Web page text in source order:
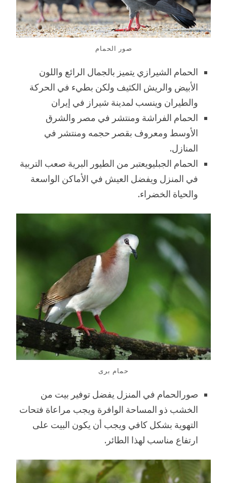
صور الحمام
الحمام الشيرازي يتميز بالجمال الرائع واللون
الأبيض والريش الكثيف ولكن بطيء في الحركة
والطيران وينسب لمدينة شيراز في إيران
الحمام الفراشة ومنتشر في مصر والشرق
الأوسط ومعروف بقصر حجمه ومنتشر في
المنازل.
الحمام الجبليويعتبر من الطيور البرية صعب التربية
في المنزل ويفضل العيش في الأماكن الواسعة
والحياة الخضراء.
حمام برى
صورالحمام في المنزل يفضل توفير بيت من
الخشب ذو المساحة الوافرة ويجب مراعاة فتحات
التهوية بشكل كافي ويجب أن يكون البيت على
ارتفاع مناسب لهذا الطائر.